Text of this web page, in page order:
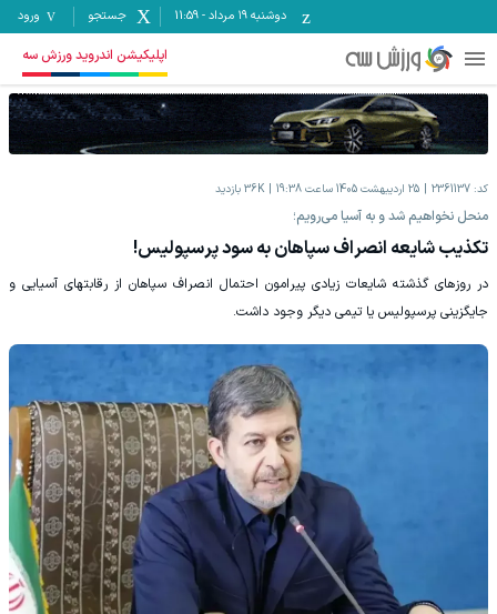
دوشنبه ۱۹ مرداد -
11:59 جستجو ورود
اپلیکیشن اندروید ورزش سه
کد: 2361137 25 اردیبهشت 1405 ساعت 19:38 36K بازدید
منحل نخواهیم شد و به آسیا می‌رویم؛
تکذیب شایعه انصراف سپاهان به سود پرسپولیس!
در روزهای گذشته شایعات زیادی پیرامون احتمال انصراف سپاهان از رقابتهای آسیایی و
جایگزینی پرسپولیس یا تیمی دیگر وجود داشت.